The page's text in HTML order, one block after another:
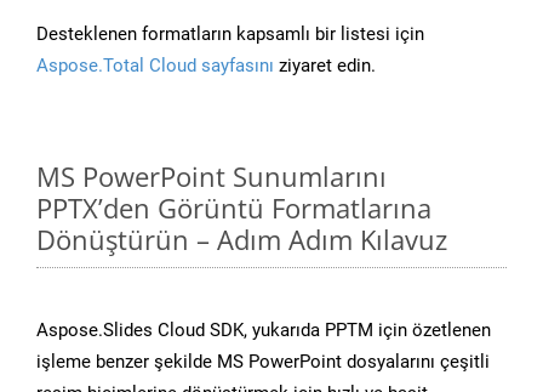
Desteklenen formatların kapsamlı bir listesi için
Aspose.Total Cloud sayfasını ziyaret edin.
MS PowerPoint Sunumlarını
PPTX’den Görüntü Formatlarına
Dönüştürün – Adım Adım Kılavuz
Aspose.Slides Cloud SDK, yukarıda PPTM için özetlenen
işleme benzer şekilde MS PowerPoint dosyalarını çeşitli